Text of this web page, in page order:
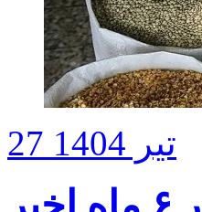
27 تیر 1404